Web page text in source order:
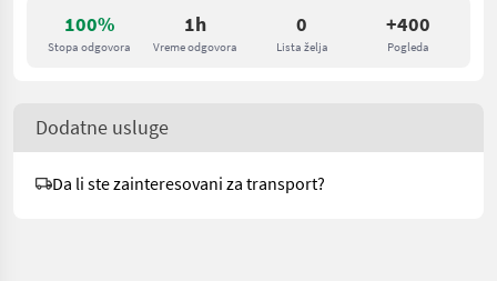
100%
Stopa odgovora
1h
Vreme odgovora
0
Lista želja
+400
Pogleda
Dodatne usluge
Da li ste zainteresovani za transport?